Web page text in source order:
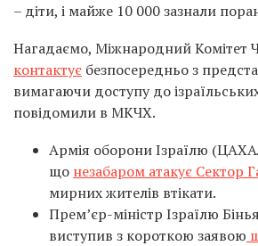
– діти, і майже 10 000 зазнали
Нагадаємо, Міжнародний Комітет
контактує безпосередньо з
вимагаючи доступу до
повідомили в МКЧХ.
Армія оборони Ізраїлю
що незабаром атакує Сектор
мирних жителів втікати.
Прем’єр-міністр Ізраїлю
виступив з короткою заявою